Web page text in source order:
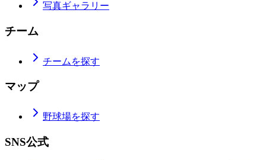
写真ギャラリー
チーム
チームを探す
マップ
野球場を探す
SNS公式